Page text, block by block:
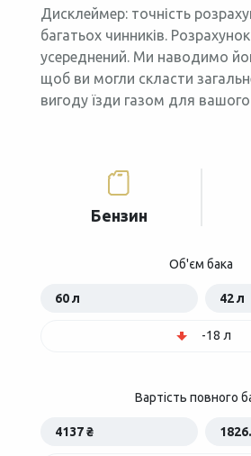
Дисклеймер: точність
багатьох чинників.
усереднений. Ми наводимо
щоб ви могли скласти
вигоду їзди газом для
Бензин
Об'єм бака
60 л 42 л
-18 л
Вартість повного
4137 ₴